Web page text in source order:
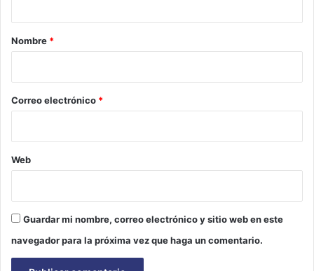
r
*
Nombre *
Correo electrónico *
Web
Guardar mi nombre, correo electrónico y sitio web en este
navegador para la próxima vez que haga un comentario.